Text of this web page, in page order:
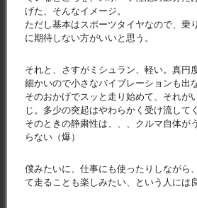
げた、そんなイメージ。
ただし基本はスポーツタイヤなので、乗
に期待しない方がいいと思う。
それと、さすがミシュラン、軽い。真円
細かいので小さなバイブレーションも出な
そのおかげでスッと走り始めて、それが
じ。多少の突起はやわらかく受け流して
そのときの静粛性は、、、クルマ自体が
らない（爆）
僕みたいに、仕事にも使ったりしながら
て走ることも楽しみたい、という人には